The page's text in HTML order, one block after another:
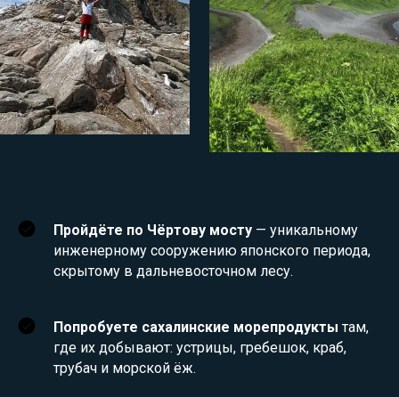
Пройдёте по Чёртову мосту — уникальному
инженерному сооружению японского периода,
скрытому в дальневосточном лесу.
Попробуете сахалинские морепродукты там,
где их добывают: устрицы, гребешок, краб,
трубач и морской ёж.